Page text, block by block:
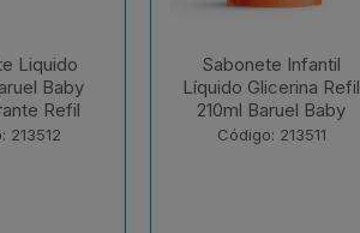
Infantil
Refil
Baby
213511
Shampoo E
Condicionador Infantil
Suave Baruel Baby
400+210ml